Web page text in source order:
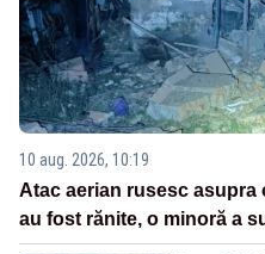
10 aug. 2026, 10:19
Atac aerian rusesc asupra
au fost rănite, o minoră a